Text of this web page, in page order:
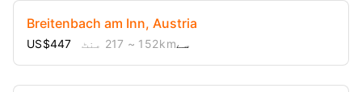
Breitenbach am Inn, Austria
US$447 سے152 km ~ 217 منٹ